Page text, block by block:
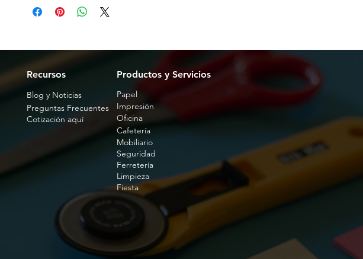
Recursos
Blog y Noticias
Preguntas Frecuentes
Cotización aquí
Productos y Servicios
Papel
Impresión
Oficina
Cafetería
Mobiliario
Seguridad
Ferretería
Limpieza
Fiesta